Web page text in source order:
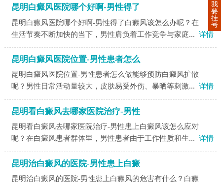
昆明白癜风医院哪个好啊-男性得了
昆明白癜风医院哪个好啊-男性得了白癜风该怎么办呢？在
生活节奏不断加快的当下，男性肩负着工作竞争与家庭... 详情
昆明白癜风医院位置-男性患者怎么
昆明白癜风医院位置-男性患者怎么做能够预防白癜风扩散
呢？男性日常活动量较大，皮肤易受外伤、暴晒等刺激... 详情
昆明看白癜风去哪家医院治疗-男性
昆明看白癜风去哪家医院治疗-男性患上白癜风该怎么应对
呢？在白癜风患者群体里，男性患者由于工作性质和生... 详情
昆明治白癜风的医院-男性患上白癜
昆明治白癜风的医院-男性患上白癜风的危害有什么？白癜
我
要
挂
号